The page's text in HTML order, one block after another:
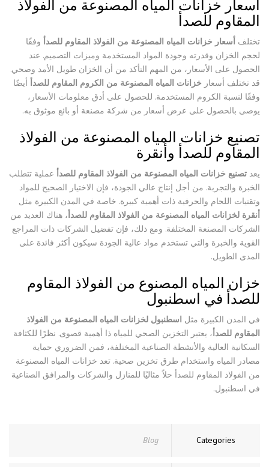
أسعار خزانات المياه المصنوعة من الفولاذ
المقاوم للصدأ
تختلف أسعار خزانات المياه المصنوعة من الفولاذ المقاوم للصدأ وفقًا
لحجم الخزان وقدرته وجودة المواد المستخدمة وميزات التصميم. عند
الحصول على الأسعار، من المهم التأكد من أن الخزان طويل الأمد وصحي.
قد تختلف أسعار خزانات المياه المصنوعة من الكروم المقاوم للصدأ أيضًا
وفقًا لنسبة الكروم المستخدمة. للحصول على أدق معلومات الأسعار،
يوصى بالحصول على عرض أسعار من شركة مصنعة أو بائع موثوق به.
تصنيع خزانات المياه المصنوعة من الفولاذ
المقاوم للصدأ وأنقرة
يعد تصنيع خزانات المياه المصنوعة من الفولاذ المقاوم للصدأ عملية تتطلب
الخبرة والتجربة. من أجل إنتاج عالي الجودة، فإن الاختيار الصحيح للمواد
وتقنيات اللحام والحرفية ذات أهمية كبيرة. خاصة في المدن الكبيرة مثل
أنقرة لخزانات المياه المصنوعة من الفولاذ المقاوم للصدأ، هناك العديد من
الشركات المصنعة المختلفة. ومع ذلك، فإن تفضيل الشركات ذات المراجع
القوية والخبرة والتي تستخدم مواد عالية الجودة سيكون أكثر فائدة على
المدى الطويل.
خزان المياه المصنوع من الفولاذ المقاوم
للصدأ في اسطنبول
في المدن الكبيرة مثل اسطنبول لخزانات المياه المصنوعة من الفولاذ
المقاوم للصدأ، يعتبر التخزين الصحي للمياه ذا أهمية قصوى. نظرًا للكثافة
السكانية العالية والأنشطة الصناعية المختلفة، فمن الضروري حماية
مصادر المياه واستخدام طرق تخزين صحية. تعد خزانات المياه المصنوعة
من الفولاذ المقاوم للصدأ حلاً مثاليًا للمنازل والشركات والمرافق الصناعية
في اسطنبول.
Categories
Blog